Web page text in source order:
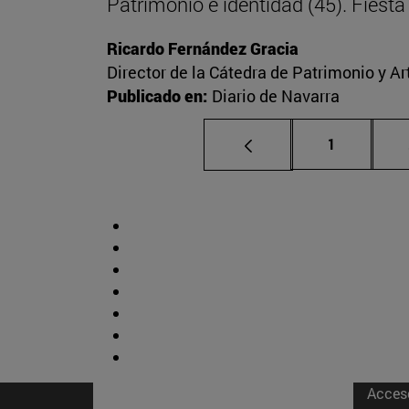
Ricardo Fernández Gracia
Director de la Cátedra de Patrimonio y
Publicado en: Diario de Navarra
Página
1